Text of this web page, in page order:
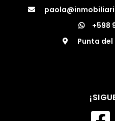
+598
Punta del